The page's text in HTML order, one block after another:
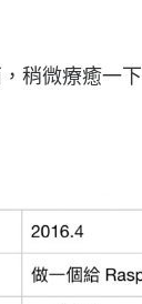
稍微療癒一下